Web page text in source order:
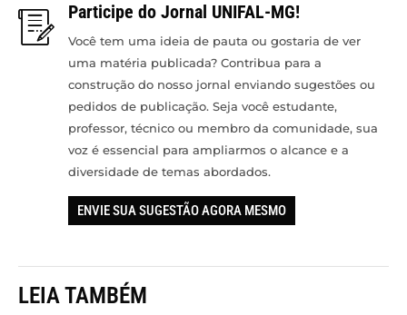
Participe do Jornal UNIFAL-MG!
Você tem uma ideia de pauta ou gostaria de ver
uma matéria publicada? Contribua para a
construção do nosso jornal enviando sugestões ou
pedidos de publicação. Seja você estudante,
professor, técnico ou membro da comunidade, sua
voz é essencial para ampliarmos o alcance e a
diversidade de temas abordados.
ENVIE SUA SUGESTÃO AGORA MESMO
LEIA TAMBÉM